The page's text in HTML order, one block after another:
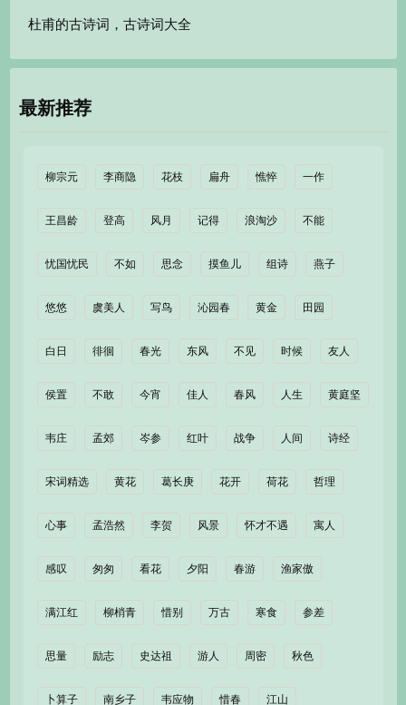
杜甫的古诗词，古诗词大全
最新推荐
柳宗元 李商隐 花枝 扁舟 憔悴 一作
王昌龄 登高 风月 记得 浪淘沙 不能
忧国忧民 不如 思念 摸鱼儿 组诗 燕子
悠悠 虞美人 写鸟 沁园春 黄金 田园
白日 徘徊 春光 东风 不见 时候 友人
侯置 不敢 今宵 佳人 春风 人生 黄庭坚
韦庄 孟郊 岑参 红叶 战争 人间 诗经
宋词精选 黄花 葛长庚 花开 荷花 哲理
心事 孟浩然 李贺 风景 怀才不遇 寓人
感叹 匆匆 看花 夕阳 春游 渔家傲
满江红 柳梢青 惜别 万古 寒食 参差
思量 励志 史达祖 游人 周密 秋色
卜算子 南乡子 韦应物 惜春 江山